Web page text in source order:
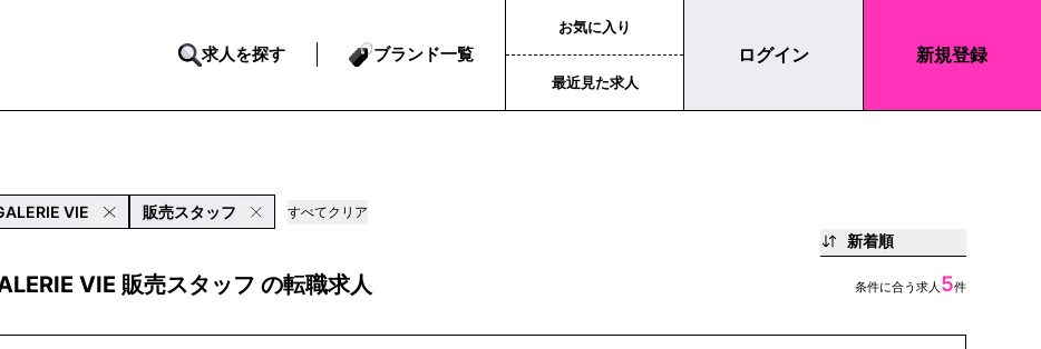
求人を探す ブランド一覧
お気に入り
最近見た求人
ログイン 新規登録
VIE 販売スタッフ すべてクリア
新着順
VIE 販売スタッフ の転職求人 条件に合う求人 5件